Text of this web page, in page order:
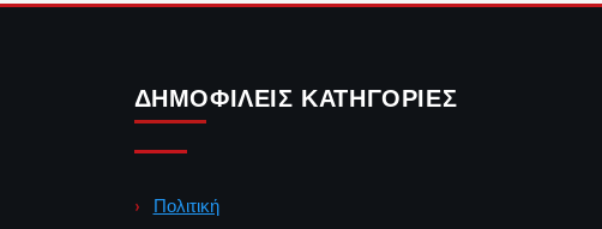
ΔΗΜΟΦΙΛΕΊΣ ΚΑΤΗΓΟΡΊΕΣ
Πολιτική